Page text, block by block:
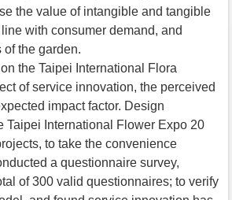
the value of intangible and tangible
with consumer demand, and
the garden.
the Taipei International Flora
of service innovation, the perceived
impact factor. Design
Taipei International Flower Expo 20
to take the convenience
a questionnaire survey,
of 300 valid questionnaires; to verify